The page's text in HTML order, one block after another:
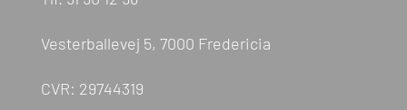
Vesterballevej 5, 7000 Fredericia
CVR: 29744319